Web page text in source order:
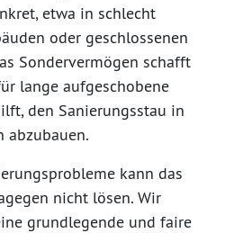
etwa in schlecht
oder geschlossenen
Sondervermögen schafft
lange aufgeschobene
den Sanierungsstau in
abzubauen.
kann das
nicht lösen. Wir
grundlegende und faire